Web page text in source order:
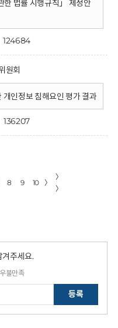
한 법률 시행규칙」 제정안
124684
원회
개인정보 침해요인 평가 결과
136207
8 9 10 〉
〉
〉
주세요.
불만족
등록